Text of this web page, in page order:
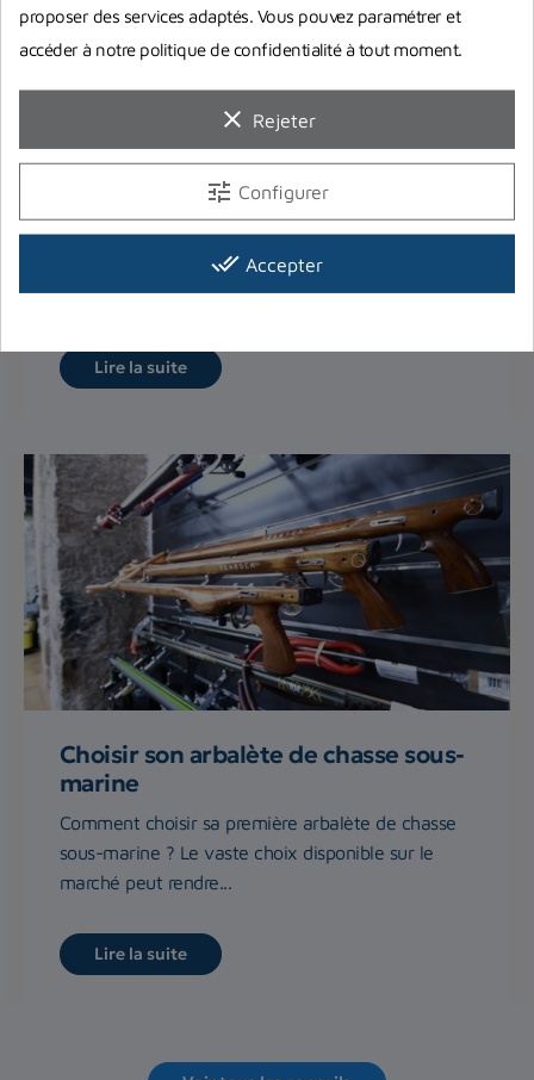
Monter soi-même un fusil de chasse
à tête ouverte
Vous souhaitez apprendre à monter vous-même
votre fusil harpon à tête ouverte ? On vous
explique précisément...
Lire la suite
Choisir son arbalète de chasse sous-
marine
Comment choisir sa première arbalète de chasse
sous-marine ? Le vaste choix disponible sur le
marché peut rendre...
Lire la suite
proposer des services adaptés. Vous pouvez paramétrer et
accéder à notre politique de confidentialité à tout moment.
clear Rejeter
tune Configurer
done_all Accepter